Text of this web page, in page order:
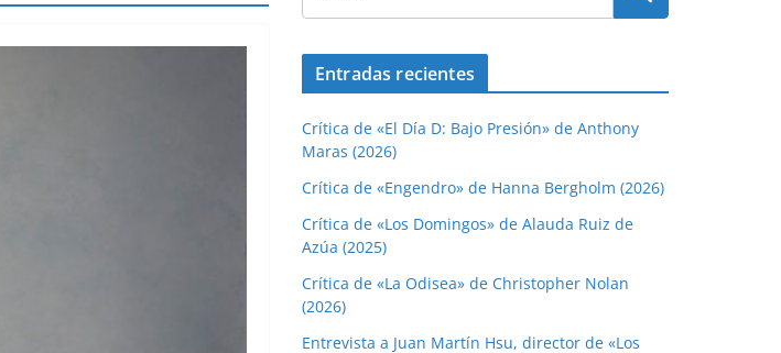
Entradas recientes
Crítica de «El Día D: Bajo Presión» de Anthony
Maras (2026)
Crítica de «Engendro» de Hanna Bergholm (2026)
Crítica de «Los Domingos» de Alauda Ruiz de
Azúa (2025)
Crítica de «La Odisea» de Christopher Nolan
(2026)
Entrevista a Juan Martín Hsu, director de «Los